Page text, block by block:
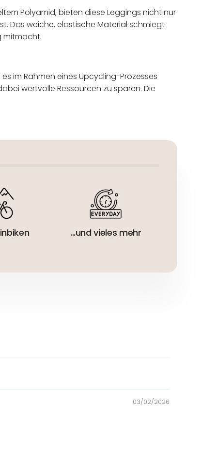
Polyamid, bieten diese Leggings nicht nur
Das weiche, elastische Material schmiegt
mitmacht.
es im Rahmen eines Upcycling-Prozesses
wertvolle Ressourcen zu sparen. Die
...und vieles mehr
03/02/2026